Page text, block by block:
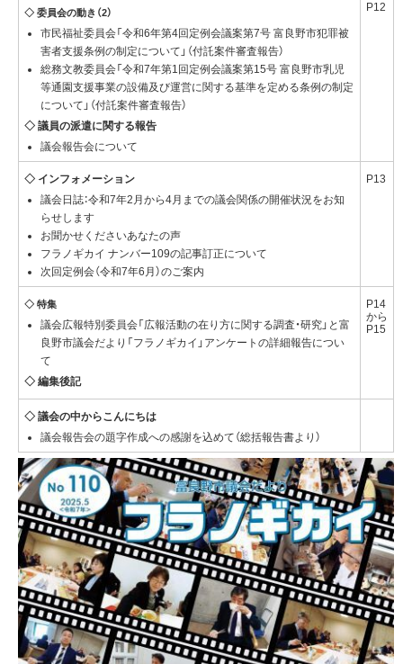
◇ 委員会の動き（2）
市民福祉委員会「令和6年第4回定例会議案第7号 富良野市犯罪被
害者支援条例の制定について」（付託案件審査報告）
総務文教委員会「令和7年第1回定例会議案第15号 富良野市乳児
等通園支援事業の設備及び運営に関する基準を定める条例の制定
について」（付託案件審査報告）
◇ 議員の派遣に関する報告
議会報告会について
P12
◇ インフォメーション
議会日誌：令和7年2月から4月までの議会関係の開催状況をお知
らせします
お聞かせくださいあなたの声
フラノギカイ ナンバー109の記事訂正について
次回定例会（令和7年6月）のご案内
P13
◇ 特集
議会広報特別委員会「広報活動の在り方に関する調査・研究」と富
良野市議会だより「フラノギカイ」アンケートの詳細報告につい
て
◇ 編集後記
P14
から
P15
◇ 議会の中からこんにちは
議会報告会の題字作成への感謝を込めて（総括報告書より）